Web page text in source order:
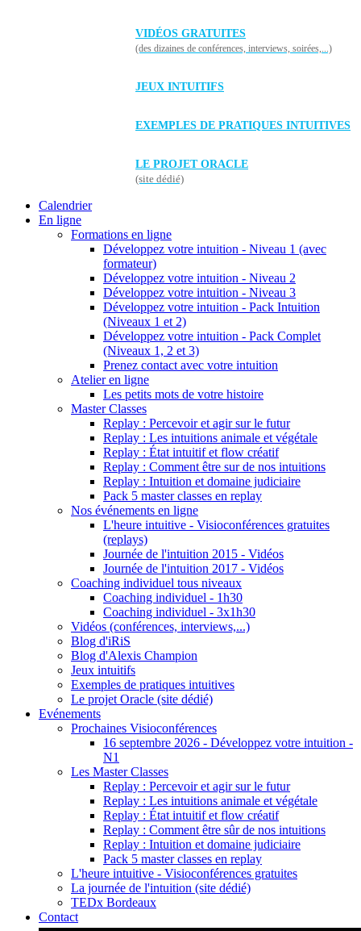
VIDÉOS GRATUITES
(des dizaines de conférences, interviews, soirées,...)
JEUX INTUITIFS
EXEMPLES DE PRATIQUES INTUITIVES
LE PROJET ORACLE
(site dédié)
Calendrier
En ligne
Formations en ligne
Développez votre intuition - Niveau 1 (avec
formateur)
Développez votre intuition - Niveau 2
Développez votre intuition - Niveau 3
Développez votre intuition - Pack Intuition
(Niveaux 1 et 2)
Développez votre intuition - Pack Complet
(Niveaux 1, 2 et 3)
Prenez contact avec votre intuition
Atelier en ligne
Les petits mots de votre histoire
Master Classes
Replay : Percevoir et agir sur le futur
Replay : Les intuitions animale et végétale
Replay : État intuitif et flow créatif
Replay : Comment être sur de nos intuitions
Replay : Intuition et domaine judiciaire
Pack 5 master classes en replay
Nos événements en ligne
L'heure intuitive - Visioconférences gratuites
(replays)
Journée de l'intuition 2015 - Vidéos
Journée de l'intuition 2017 - Vidéos
Coaching individuel tous niveaux
Coaching individuel - 1h30
Coaching individuel - 3x1h30
Vidéos (conférences, interviews,...)
Blog d'iRiS
Blog d'Alexis Champion
Jeux intuitifs
Exemples de pratiques intuitives
Le projet Oracle (site dédié)
Evénements
Prochaines Visioconférences
16 septembre 2026 - Développez votre intuition -
N1
Les Master Classes
Replay : Percevoir et agir sur le futur
Replay : Les intuitions animale et végétale
Replay : État intuitif et flow créatif
Replay : Comment être sûr de nos intuitions
Replay : Intuition et domaine judiciaire
Pack 5 master classes en replay
L'heure intuitive - Visioconférences gratuites
La journée de l'intuition (site dédié)
TEDx Bordeaux
Contact